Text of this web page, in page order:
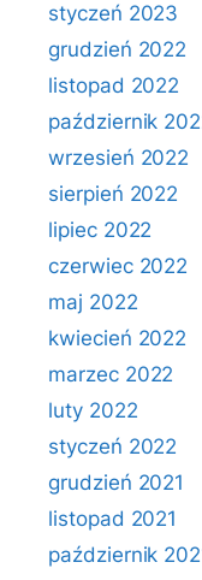
styczeń 2023
grudzień 2022
listopad 2022
październik
wrzesień 2022
sierpień 2022
lipiec 2022
czerwiec 2022
maj 2022
kwiecień 2022
marzec 2022
luty 2022
styczeń 2022
grudzień 2021
listopad 2021
październik